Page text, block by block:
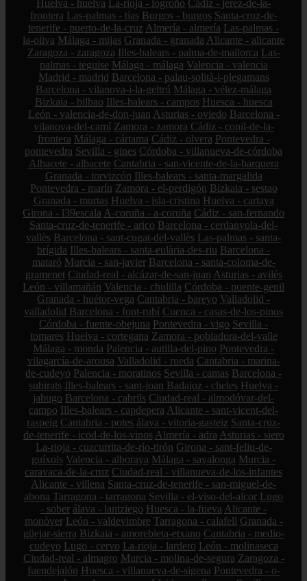
Huelva - huelva La-rioja - logroño Cádiz - jerez-de-la-
frontera Las-palmas - tías Burgos - burgos Santa-cruz-de-
tenerife - puerto-de-la-cruz Almería - almería Las-palmas -
la-oliva Málaga - mijas Granada - granada Alicante - alicante
Zaragoza - zaragoza Illes-balears - palma-de-mallorca Las-
palmas - teguise Málaga - málaga Valencia - valencia
Madrid - madrid Barcelona - palau-solità-i-plegamans
Barcelona - vilanova-i-la-geltrú Málaga - vélez-málaga
Bizkaia - bilbao Illes-balears - campos Huesca - huesca
León - valencia-de-don-juan Asturias - oviedo Barcelona -
vilanova-del-camí Zamora - zamora Cádiz - conil-de-la-
frontera Málaga - cártama Cádiz - olvera Pontevedra -
pontevedra Sevilla - gines Córdoba - villanueva-de-córdoba
Albacete - albacete Cantabria - san-vicente-de-la-barquera
Granada - torvizcón Illes-balears - santa-margalida
Pontevedra - marín Zamora - el-perdigón Bizkaia - sestao
Granada - murtas Huelva - isla-cristina Huelva - cartaya
Girona - l39escala A-coruña - a-coruña Cádiz - san-fernando
Santa-cruz-de-tenerife - arico Barcelona - cerdanyola-del-
vallès Barcelona - sant-cugat-del-vallès Las-palmas - santa-
brígida Illes-balears - santa-eulària-des-riu Barcelona -
mataró Murcia - san-javier Barcelona - santa-coloma-de-
gramenet Ciudad-real - alcázar-de-san-juan Asturias - avilés
León - villamañán Valencia - chulilla Córdoba - puente-genil
Granada - huétor-vega Cantabria - bareyo Valladolid -
valladolid Barcelona - font-rubí Cuenca - casas-de-los-pinos
Córdoba - fuente-obejuna Pontevedra - vigo Sevilla -
tomares Huelva - cortegana Zamora - pobladura-del-valle
Málaga - monda Palencia - autilla-del-pino Pontevedra -
vilagarcía-de-arousa Valladolid - rueda Cantabria - marina-
de-cudeyo Palencia - moratinos Sevilla - camas Barcelona -
subirats Illes-balears - sant-joan Badajoz - cheles Huelva -
jabugo Barcelona - cabrils Ciudad-real - almodóvar-del-
campo Illes-balears - capdepera Alicante - sant-vicent-del-
raspeig Cantabria - potes álava - vitoria-gasteiz Santa-cruz-
de-tenerife - icod-de-los-vinos Almería - adra Asturias - siero
La-rioja - cuzcurrita-de-río-tirón Girona - sant-feliu-de-
guíxols Valencia - alboraya Málaga - sayalonga Murcia -
caravaca-de-la-cruz Ciudad-real - villanueva-de-los-infantes
Alicante - villena Santa-cruz-de-tenerife - san-miguel-de-
abona Tarragona - tarragona Sevilla - el-viso-del-alcor Lugo
- sober álava - lantziego Huesca - la-fueva Alicante -
monòver León - valdevimbre Tarragona - calafell Granada -
güejar-sierra Bizkaia - amorebieta-etxano Cantabria - medio-
cudeyo Lugo - cervo La-rioja - lardero León - molinaseca
Ciudad-real - almagro Murcia - molina-de-segura Zaragoza -
fuendejalón Huesca - villanueva-de-sigena Pontevedra - o-